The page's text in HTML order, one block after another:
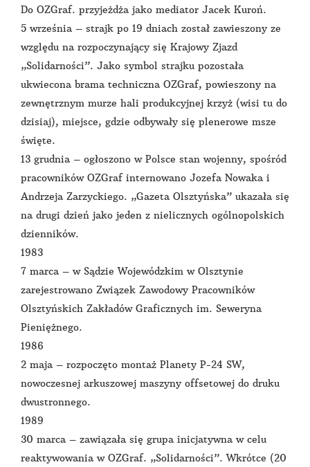
Do OZGraf. przyjeżdża jako mediator Jacek Kuroń.
5 września – strajk po 19 dniach został zawieszony ze
względu na rozpoczynający się Krajowy Zjazd
„Solidarności”. Jako symbol strajku pozostała
ukwiecona brama techniczna OZGraf, powieszony na
zewnętrznym murze hali produkcyjnej krzyż (wisi tu do
dzisiaj), miejsce, gdzie odbywały się plenerowe msze
święte.
13 grudnia – ogłoszono w Polsce stan wojenny, spośród
pracowników OZGraf internowano Jozefa Nowaka i
Andrzeja Zarzyckiego. „Gazeta Olsztyńska” ukazała się
na drugi dzień jako jeden z nielicznych ogólnopolskich
dzienników.
1983
7 marca – w Sądzie Wojewódzkim w Olsztynie
zarejestrowano Związek Zawodowy Pracowników
Olsztyńskich Zakładów Graficznych im. Seweryna
Pieniężnego.
1986
2 maja – rozpoczęto montaż Planety P-24 SW,
nowoczesnej arkuszowej maszyny offsetowej do druku
dwustronnego.
1989
30 marca – zawiązała się grupa inicjatywna w celu
reaktywowania w OZGraf. „Solidarności”. Wkrótce (20